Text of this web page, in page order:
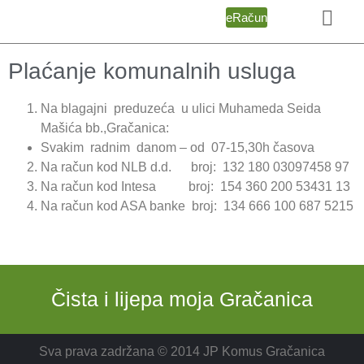
eRačun
Plaćanje komunalnih usluga
Na blagajni preduzeća u ulici Muhameda Seida
Mašića bb.,Gračanica:
Svakim radnim danom – od 07-15,30h časova
Na račun kod NLB d.d. broj: 132 180 03097458 97
Na račun kod Intesa broj: 154 360 200 53431 13
Na račun kod ASA banke broj: 134 666 100 687 5215
Čista i lijepa moja Gračanica
Sva prava zadržana © 2014 JP Komus Gračanica